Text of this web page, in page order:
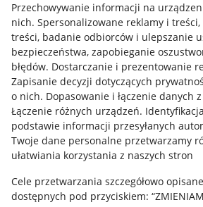
Przechowywanie informacji na
nich. Spersonalizowane reklamy i
treści, badanie odbiorców i ulepszanie
bezpieczeństwa, zapobieganie
błędów. Dostarczanie i prezentowanie
Zapisanie decyzji dotyczących
o nich. Dopasowanie i łączenie danych
Łączenie różnych urządzeń.
podstawie informacji przesyłanych
Twoje dane personalne przetwarzamy
ułatwiania korzystania z naszych stron
Cele przetwarzania szczegółowo
dostępnych pod przyciskiem:
Allegro Gadane dla kupujących
Mapa miejscowości
Informacje prawne
Regulamin
Polityka plików "cookies"
Ustawienia plików "cookies"
Udostępnianie lokalizacji